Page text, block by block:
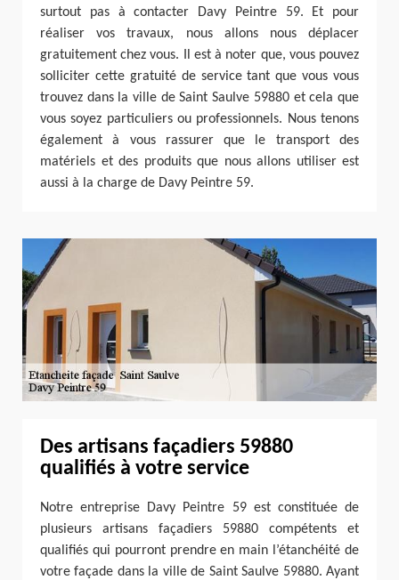
surtout pas à contacter Davy Peintre 59. Et pour
réaliser vos travaux, nous allons nous déplacer
gratuitement chez vous. Il est à noter que, vous pouvez
solliciter cette gratuité de service tant que vous vous
trouvez dans la ville de Saint Saulve 59880 et cela que
vous soyez particuliers ou professionnels. Nous tenons
également à vous rassurer que le transport des
matériels et des produits que nous allons utiliser est
aussi à la charge de Davy Peintre 59.
Des artisans façadiers 59880
qualifiés à votre service
Notre entreprise Davy Peintre 59 est constituée de
plusieurs artisans façadiers 59880 compétents et
qualifiés qui pourront prendre en main l’étanchéité de
votre façade dans la ville de Saint Saulve 59880. Ayant